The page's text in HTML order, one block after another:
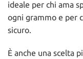
ideale per chi ama
ogni grammo e per
sicuro.
È anche una scelta